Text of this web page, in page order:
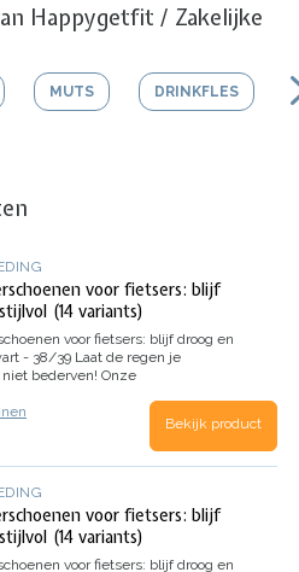
Happygetfit / Zakelijke
MUTS DRINKFLES
voor fietsers: blijf
(14 variants)
voor fietsers: blijf droog en
- 38/39 Laat de regen je
bederven! Onze
fietsers die stijl en bescherming
Geen gedoe meer metBekijk product
voor fietsers: blijf
(14 variants)
voor fietsers: blijf droog en